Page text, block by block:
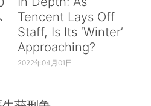
Tencent Lays Off
Staff, Is Its ‘Winter’
Approaching?
2022年04月01日